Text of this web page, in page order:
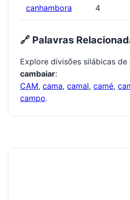
canhambora 4
🔗 Palavras
Explore divisões silábicas
cambaiar:
CAM, cama, camal, camé,
campo.